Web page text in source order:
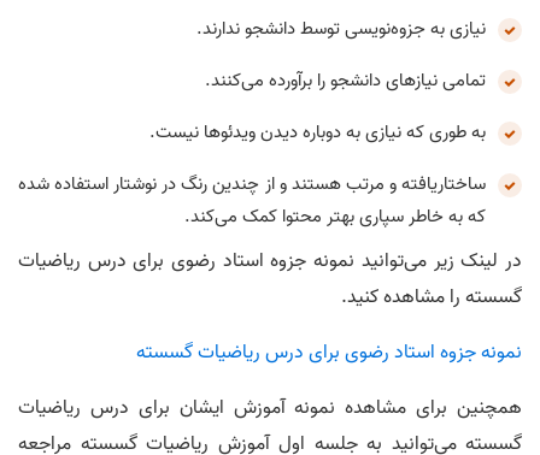
نیازی به جزوه‌نویسی توسط دانشجو ندارند.
تمامی نیازهای دانشجو را برآورده می‌کنند.
به طوری که نیازی به دوباره دیدن ویدئوها نیست.
ساختاریافته و مرتب هستند و از چندین رنگ در نوشتار استفاده شده
که به خاطر سپاری بهتر محتوا کمک می‌کند.
در لینک زیر می‌توانید نمونه جزوه استاد رضوی برای درس ریاضیات
گسسته را مشاهده کنید.
نمونه جزوه استاد رضوی برای درس ریاضیات گسسته
همچنین برای مشاهده نمونه آموزش ایشان برای درس ریاضیات
گسسته می‌توانید به جلسه اول آموزش ریاضیات گسسته مراجعه